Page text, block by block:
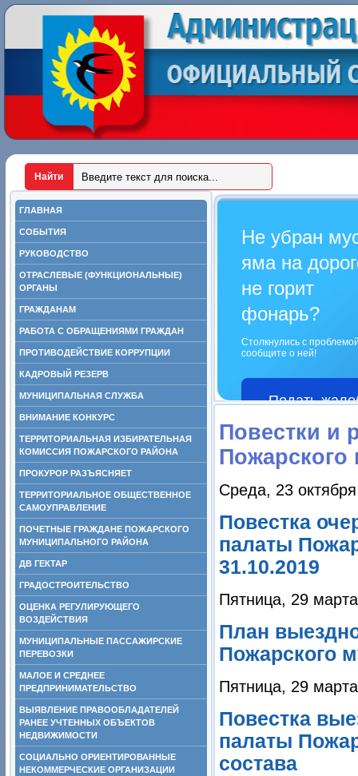
ГЛАВНАЯ
СОБЫТИЯ
РУКОВОДСТВО
ОТРАСЛЕВЫЕ (ФУНКЦИОНАЛЬНЫЕ)
ОРГАНЫ
ГРАЖДАНАМ
РАБОТА С ОБРАЩЕНИЯМИ ГРАЖДАН
ПРОТИВОДЕЙСТВИЕ КОРРУПЦИИ
КАДРОВЫЙ РЕЗЕРВ
МУНИЦИПАЛЬНАЯ СЛУЖБА
ВНИМАНИЕ КОНКУРС
ТЕРРИТОРИАЛЬНАЯ ИЗБИРАТЕЛЬНАЯ
КОМИССИЯ ПОЖАРСКОГО РАЙОНА
ПРОКУРОР РАЗЪЯСНЯЕТ
ТЕРРИТОРИАЛЬНОЕ ОБЩЕСТВЕННОЕ
САМОУПРАВЛЕНИЕ
ПОЧЕТНЫЕ ГРАЖДАНЕ ПОЖАРСКОГО
МУНИЦИПАЛЬНОГО РАЙОНА
ДВ ГЕКТАР
ГРАДОСТРОИТЕЛЬСТВО
ОЦЕНКА РЕГУЛИРУЮЩЕГО
ВОЗДЕЙСТВИЯ
МУНИЦИПАЛЬНЫЕ ПАССАЖИРСКИЕ
ПЕРЕВОЗКИ
МАЛОЕ И СРЕДНЕЕ
ПРЕДПРИНИМАТЕЛЬСТВО
ВЫЯВЛЕНИЕ ПРАВООБЛАДАТЕЛЕЙ
РАНЕЕ УЧТЕННЫХ ОБЪЕКТОВ
НЕДВИЖИМОСТИ
СОЦИАЛЬНО ОРИЕНТИРОВАННЫЕ
НЕКОММЕРЧЕСКИЕ ОРГАНИЗАЦИИ
Не убран
яма на
не горит
фонарь?
Столкнулись с
сообщите о ней!
Подать
Повестки и
Пожарского
Среда, 23
Повестка
палаты
31.10.2019
Пятница, 29
План
Пожарского
Пятница, 29
Повестка
палаты
состава